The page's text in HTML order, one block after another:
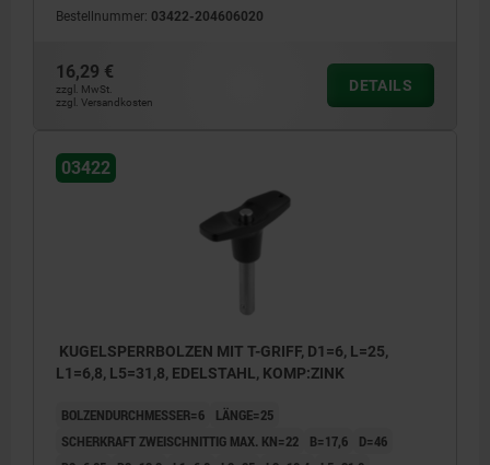
Bestellnummer: 03422-204606020
16,29 €
zzgl. MwSt.
zzgl. Versandkosten
DETAILS
03422
KUGELSPERRBOLZEN MIT T-GRIFF, D1=6, L=25,
L1=6,8, L5=31,8, EDELSTAHL, KOMP:ZINK
BOLZENDURCHMESSER=6
LÄNGE=25
SCHERKRAFT ZWEISCHNITTIG MAX. KN=22
B=17,6
D=46